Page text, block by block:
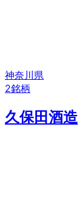
神奈川県
2銘柄
久保田酒造